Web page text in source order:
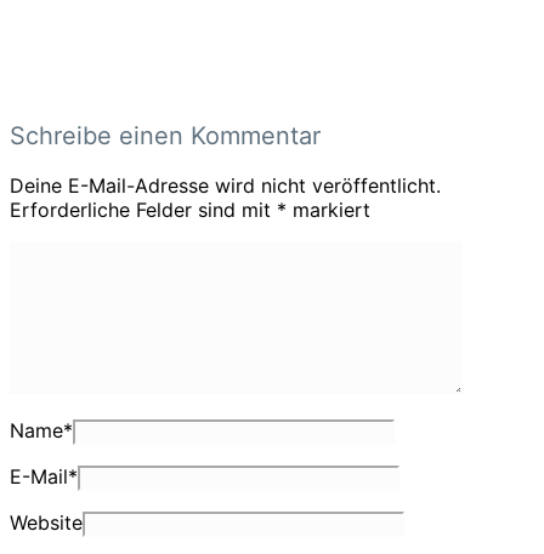
Schreibe einen Kommentar
Deine E-Mail-Adresse wird nicht veröffentlicht.
Erforderliche Felder sind mit * markiert
Name*
E-Mail*
Website